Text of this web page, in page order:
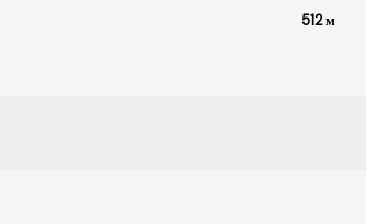
512 м